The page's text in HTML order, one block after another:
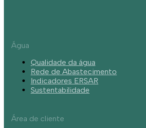
Água
Qualidade da água
Rede de Abastecimento
Indicadores ERSAR
Sustentabilidade
Área de cliente